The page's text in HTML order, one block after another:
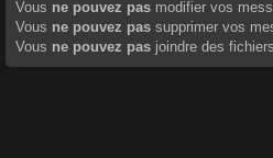
Vous ne pouvez pas modifier vos
Vous ne pouvez pas supprimer vos
Vous ne pouvez pas joindre des fichiers